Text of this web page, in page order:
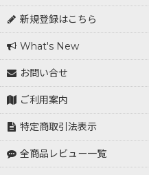
新規登録はこちら
What's New
お問い合せ
ご利用案内
特定商取引法表示
全商品レビュー一覧